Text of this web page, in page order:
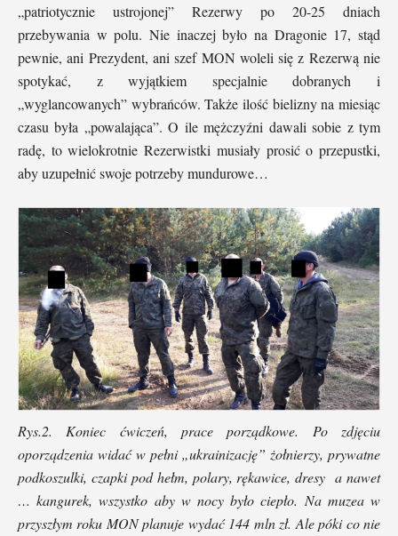
„patriotycznie ustrojonej” Rezerwy po 20-25 dniach
przebywania w polu. Nie inaczej było na Dragonie 17, stąd
pewnie, ani Prezydent, ani szef MON woleli się z Rezerwą nie
spotykać, z wyjątkiem specjalnie dobranych i
„wyglancowanych” wybrańców. Także ilość bielizny na miesiąc
czasu była „powalająca”. O ile mężczyźni dawali sobie z tym
radę, to wielokrotnie Rezerwistki musiały prosić o przepustki,
aby uzupełnić swoje potrzeby mundurowe…
Rys.2. Koniec ćwiczeń, prace porządkowe. Po zdjęciu
oporządzenia widać w pełni „ukrainizację” żołnierzy, prywatne
podkoszulki, czapki pod hełm, polary, rękawice, dresy a nawet
… kangurek, wszystko aby w nocy było ciepło. Na muzea w
przyszłym roku MON planuje wydać 144 mln zł. Ale póki co nie